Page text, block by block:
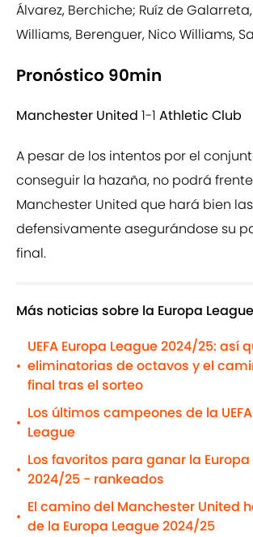
Álvarez, Berchiche; Ruíz de
Williams, Berenguer, Nico Williams,
Pronóstico 90min
Manchester United 1-1 Athletic Club
A pesar de los intentos por el
conseguir la hazaña, no podrá
Manchester United que hará bien
defensivamente asegurándose su
final.
Más noticias sobre la Europa League
•
UEFA Europa League 2024/25: así
eliminatorias de octavos y el
final tras el sorteo
•
Los últimos campeones de la
League
•
Los favoritos para ganar la Europa
2024/25 - rankeados
•
El camino del Manchester United
de la Europa League 2024/25